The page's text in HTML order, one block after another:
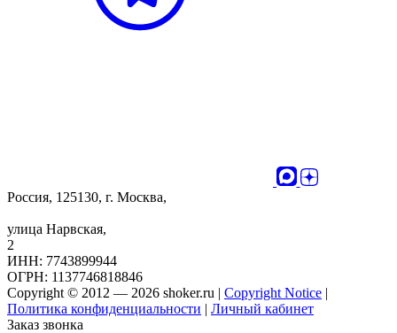
Россия, 125130, г. Москва,
улица Нарвская,
2
ИНН: 7743899944
ОГРН: 1137746818846
Copyright © 2012 — 2026 shoker.ru | Copyright Notice |
Политика конфиденциальности | Личный кабинет
Заказ звонка